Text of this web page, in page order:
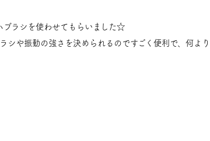
ブラシを使わせてもらいました☆
シや振動の強さを決められるのですごく便利で、何よ